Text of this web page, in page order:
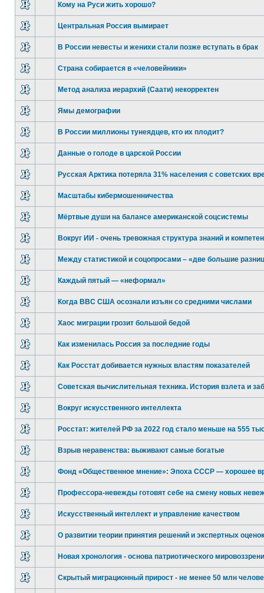
Кому на Руси жить хорошо?
Центральная Россия вымирает
В России невесты и женихи стали позже вступать в брак
Страна собирается в «человейники»
Метод анализа иерархий (Саати) некорректен
Ямы демографии
В России миллионы тунеядцев, кто их плодит?
Данные о голоде в царской России
Русская Арктика потеряла 31% населения с советских
Масштабы кибермошенничества
Мёртвые души на балансе американской соцсистемы
Вокруг ИИ - очень тревожная структура знаний и
Между статистикой и соцопросами – «две большие
Каждый пятый — «неформал»
Когда ВВС США осознали изъян со средними числами
Хаос миграции грозит большой бедой
Как изменилась Россия за последние годы
Как Росстат добивается нужных властям показателей
Советская вычислительная техника. История взлета и
Вокруг искусственного интеллекта
Росстат: жителей РФ за 2022 год стало меньше на 555
Взрыв неравенства: выживают самые богатые
Фонд «Общественное мнение»: Эпоха СССР — хорошее
Профессора-невежды готовят себе на смену новых
Искусственный интеллект и управление качеством
О развитии теории принятия решений и экспертных оценок
Новая хронология - основа патриотического
Скрытый миграционный прирост - не менее 50 млн